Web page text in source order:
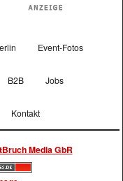
Event-Fotos
B2B Jobs
Kontakt
Media GbR